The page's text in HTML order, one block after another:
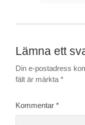
Lämna ett
Din e-postadress
fält är märkta*
Kommentar*